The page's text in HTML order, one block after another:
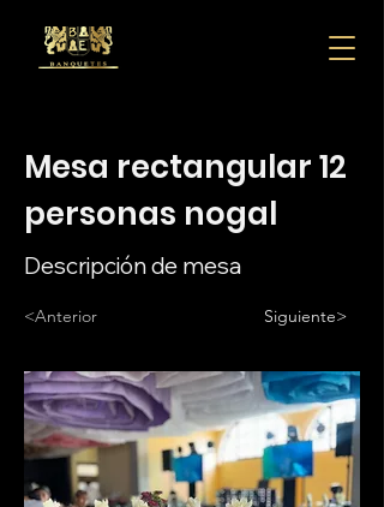
Mesa rectangular 12
personas nogal
Descripción de mesa
<Anterior Siguiente>